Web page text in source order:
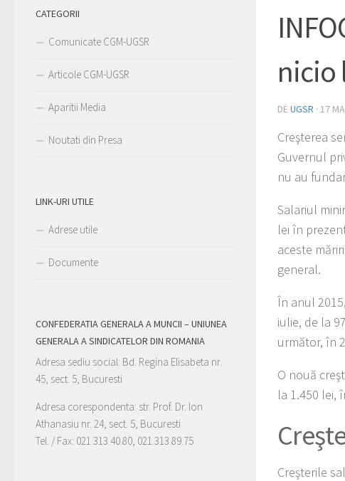
nicio
DE UGSR · 17
Creşterea
Guvernul
nu au
Salariul
lei în
aceste
general.
În anul
iulie, de la
următor, în
O nouă
la 1.450 lei,
Creşterile
CATEGORII
Comunicate CGM-UGSR
Articole CGM-UGSR
Aparitii Media
Noutati din Presa
LINK-URI UTILE
Adrese utile
Documente
CONFEDERATIA GENERALA A MUNCII – UNIUNEA
GENERALA A SINDICATELOR DIN ROMANIA
Adresa sediu social: Bd. Regina Elisabeta nr.
45, sect. 5, Bucuresti
Adresa corespondenta: str. Prof. Dr. Ion
Athanasiu nr. 24, sect. 5, Bucuresti
Tel. / Fax: 021.313.40.80, 021.313.89.75